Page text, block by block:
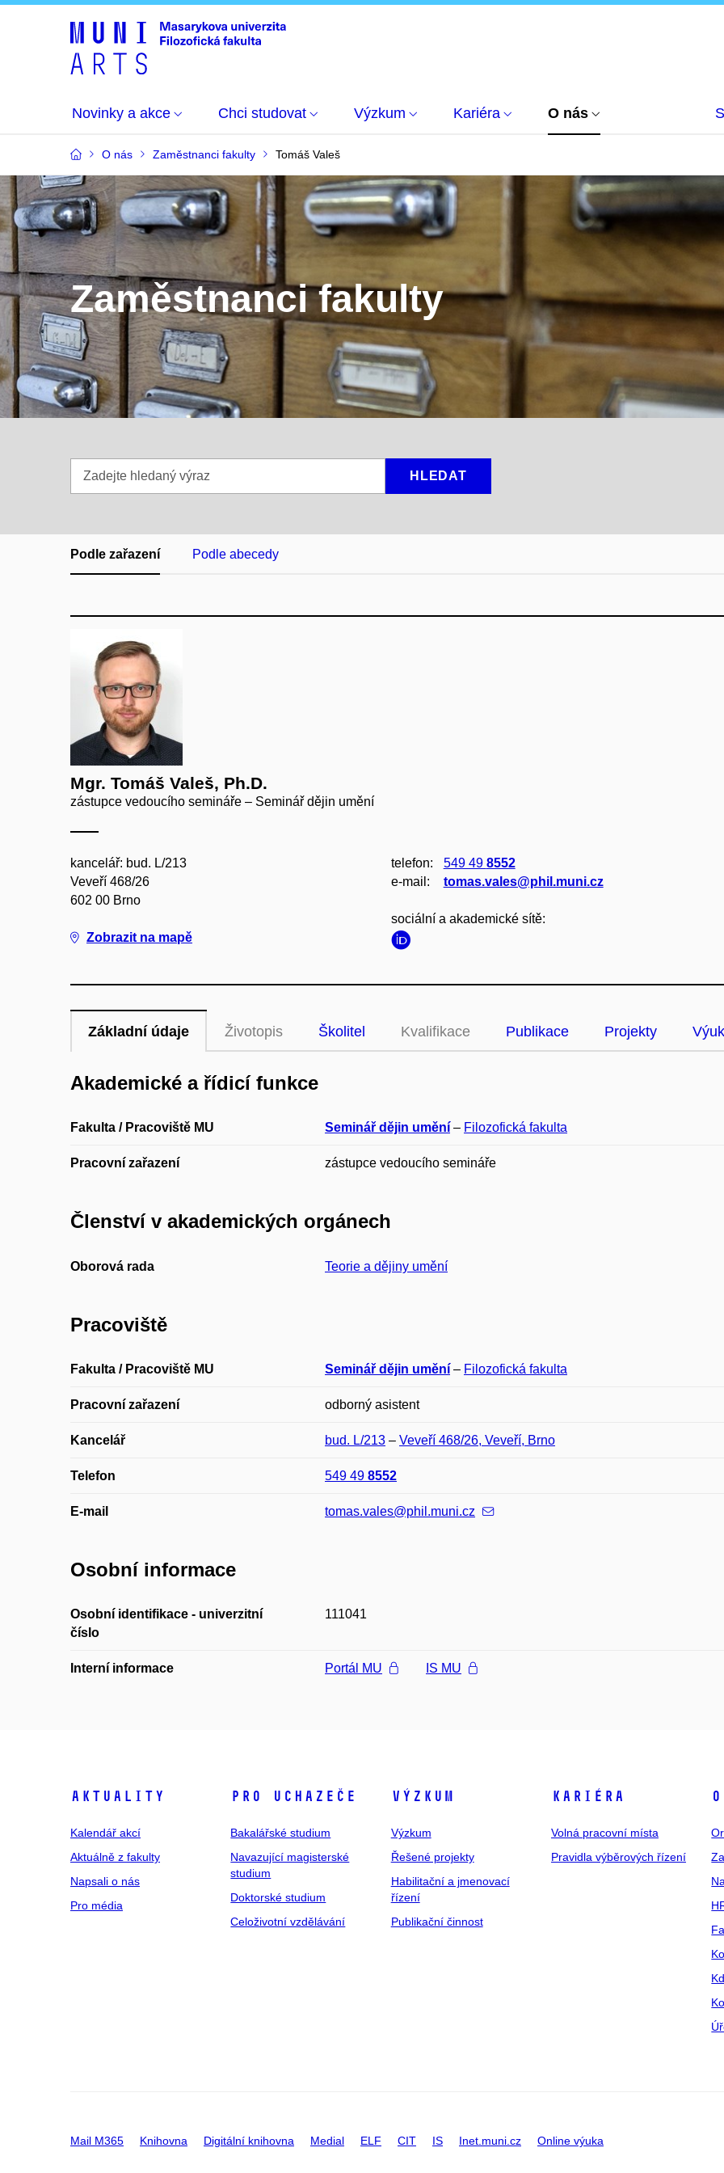
Novinky a akce Chci studovat Výzkum Kariéra O nás
O nás Zaměstnanci fakulty Tomáš Valeš
Zaměstnanci fakulty
hledaný
HLEDAT
Podle zařazení Podle abecedy
Mgr. Tomáš Valeš, Ph.D.
zástupce vedoucího semináře – Seminář dějin umění
kancelář: bud. L/213
Veveří 468/26
602 00 Brno
Zobrazit na mapě
telefon: 549 49 8552
e‑mail:
tomas.vales@phil.muni.cz
sociální a akademické sítě:
Základní údaje Životopis Školitel Kvalifikace Publikace Projekty
Akademické a řídicí funkce
Fakulta / Pracoviště MU Seminář dějin umění – Filozofická fakulta
Pracovní zařazení zástupce vedoucího semináře
Členství v akademických orgánech
Oborová rada Teorie a dějiny umění
Pracoviště
Fakulta / Pracoviště MU Seminář dějin umění – Filozofická fakulta
Pracovní zařazení odborný asistent
Kancelář bud. L/213 – Veveří 468/26, Veveří, Brno
Telefon 549 49 8552
E-mail tomas.vales@phil.muni.cz
Osobní informace
Osobní identifikace - univerzitní
číslo
111041
Interní informace Portál MU IS MU
Aktuality
Kalendář akcí
Aktuálně z fakulty
Napsali o nás
Pro média
Pro uchazeče
Bakalářské studium
Navazující magisterské
studium
Doktorské studium
Celoživotní vzdělávání
Výzkum
Výzkum
Řešené projekty
Habilitační a jmenovací
řízení
Publikační činnost
Kariéra
Volná pracovní místa
Pravidla výběrových řízení
Mail M365 Knihovna Digitální knihovna Medial ELF CIT IS Inet.muni.cz Online výuka